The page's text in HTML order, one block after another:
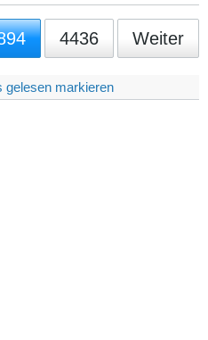
4436 Weiter
gelesen markieren